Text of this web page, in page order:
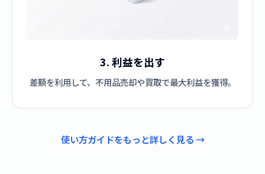
3. 利益を出す
差額を利用して、不用品売却や買取で最大利益を獲得。
使い方ガイドをもっと詳しく見る →